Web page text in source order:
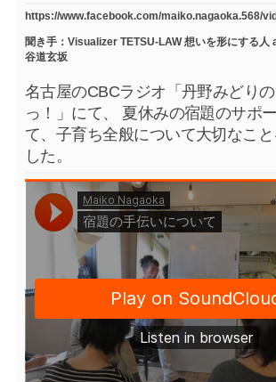
https://www.facebook.com/maiko.nagaoka.568/
聞き手：Visualizer TETSU-LAW 想いを形にする人
谷道玄坂
名古屋のCBCラジオ「丹野みどり
っ！」にて、 夏休みの宿題のサポ
て、子育ち全般について大切なこと
した。